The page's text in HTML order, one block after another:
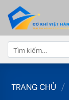
content
Tìm
kiếm:
TRANG CHỦ /